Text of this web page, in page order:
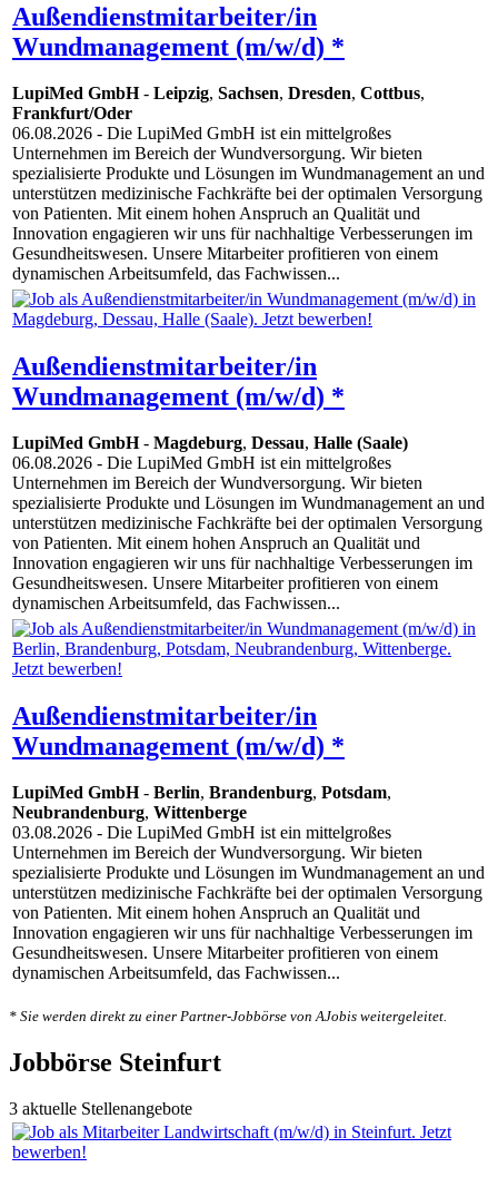
Außendienstmitarbeiter/in
Wundmanagement (m/w/d) *
LupiMed GmbH- Leipzig, Sachsen, Dresden, Cottbus,
Frankfurt/Oder
06.08.2026 - Die LupiMed GmbH ist ein mittelgroßes
Unternehmen im Bereich der Wundversorgung. Wir bieten
spezialisierte Produkte und Lösungen im Wundmanagement an und
unterstützen medizinische Fachkräfte bei der optimalen Versorgung
von Patienten. Mit einem hohen Anspruch an Qualität und
Innovation engagieren wir uns für nachhaltige Verbesserungen im
Gesundheitswesen. Unsere Mitarbeiter profitieren von einem
dynamischen Arbeitsumfeld, das Fachwissen...
Außendienstmitarbeiter/in
Wundmanagement (m/w/d) *
LupiMed GmbH- Magdeburg, Dessau, Halle (Saale)
06.08.2026 - Die LupiMed GmbH ist ein mittelgroßes
Unternehmen im Bereich der Wundversorgung. Wir bieten
spezialisierte Produkte und Lösungen im Wundmanagement an und
unterstützen medizinische Fachkräfte bei der optimalen Versorgung
von Patienten. Mit einem hohen Anspruch an Qualität und
Innovation engagieren wir uns für nachhaltige Verbesserungen im
Gesundheitswesen. Unsere Mitarbeiter profitieren von einem
dynamischen Arbeitsumfeld, das Fachwissen...
Außendienstmitarbeiter/in
Wundmanagement (m/w/d) *
LupiMed GmbH- Berlin, Brandenburg, Potsdam,
Neubrandenburg, Wittenberge
03.08.2026 - Die LupiMed GmbH ist ein mittelgroßes
Unternehmen im Bereich der Wundversorgung. Wir bieten
spezialisierte Produkte und Lösungen im Wundmanagement an und
unterstützen medizinische Fachkräfte bei der optimalen Versorgung
von Patienten. Mit einem hohen Anspruch an Qualität und
Innovation engagieren wir uns für nachhaltige Verbesserungen im
Gesundheitswesen. Unsere Mitarbeiter profitieren von einem
dynamischen Arbeitsumfeld, das Fachwissen...
* Sie werden direkt zu einer Partner-Jobbörse von AJobis weitergeleitet.
Jobbörse Steinfurt
3 aktuelle Stellenangebote